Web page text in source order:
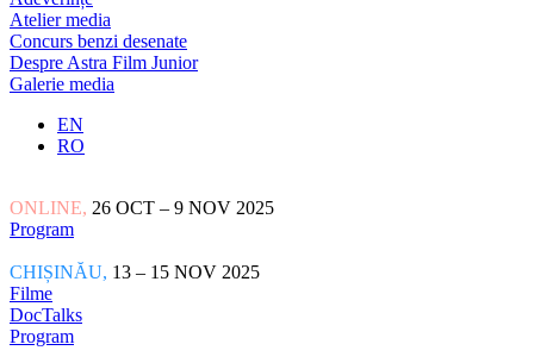
Atelier media
Concurs benzi desenate
Despre Astra Film Junior
Galerie media
EN
RO
ONLINE, 26 OCT – 9 NOV 2025
Program
CHIȘINĂU, 13 – 15 NOV 2025
Filme
DocTalks
Program